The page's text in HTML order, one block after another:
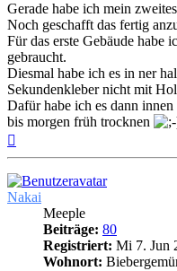
Gerade habe ich mein
Noch geschafft das fertig
Für das erste Gebäude habe
gebraucht.
Diesmal habe ich es in ner
Sekundenkleber nicht mit
Dafür habe ich es dann
bis morgen früh trocknen
Nakai
Meeple
Beiträge: 80
Registriert: Mi 7. Jun
Wohnort: